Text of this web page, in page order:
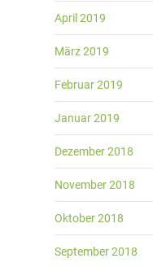
April 2019
März 2019
Februar 2019
Januar 2019
Dezember 2018
November 2018
Oktober 2018
September 2018